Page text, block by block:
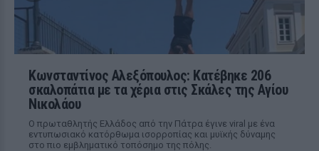
Κωνσταντίνος Αλεξόπουλος: Κατέβηκε 206
σκαλοπάτια με τα χέρια στις Σκάλες της Αγίου
Νικολάου
Ο πρωταθλητής Ελλάδος από την Πάτρα έγινε viral με ένα
εντυπωσιακό κατόρθωμα ισορροπίας και μυϊκής δύναμης
στο πιο εμβληματικό τοπόσημο της πόλης.